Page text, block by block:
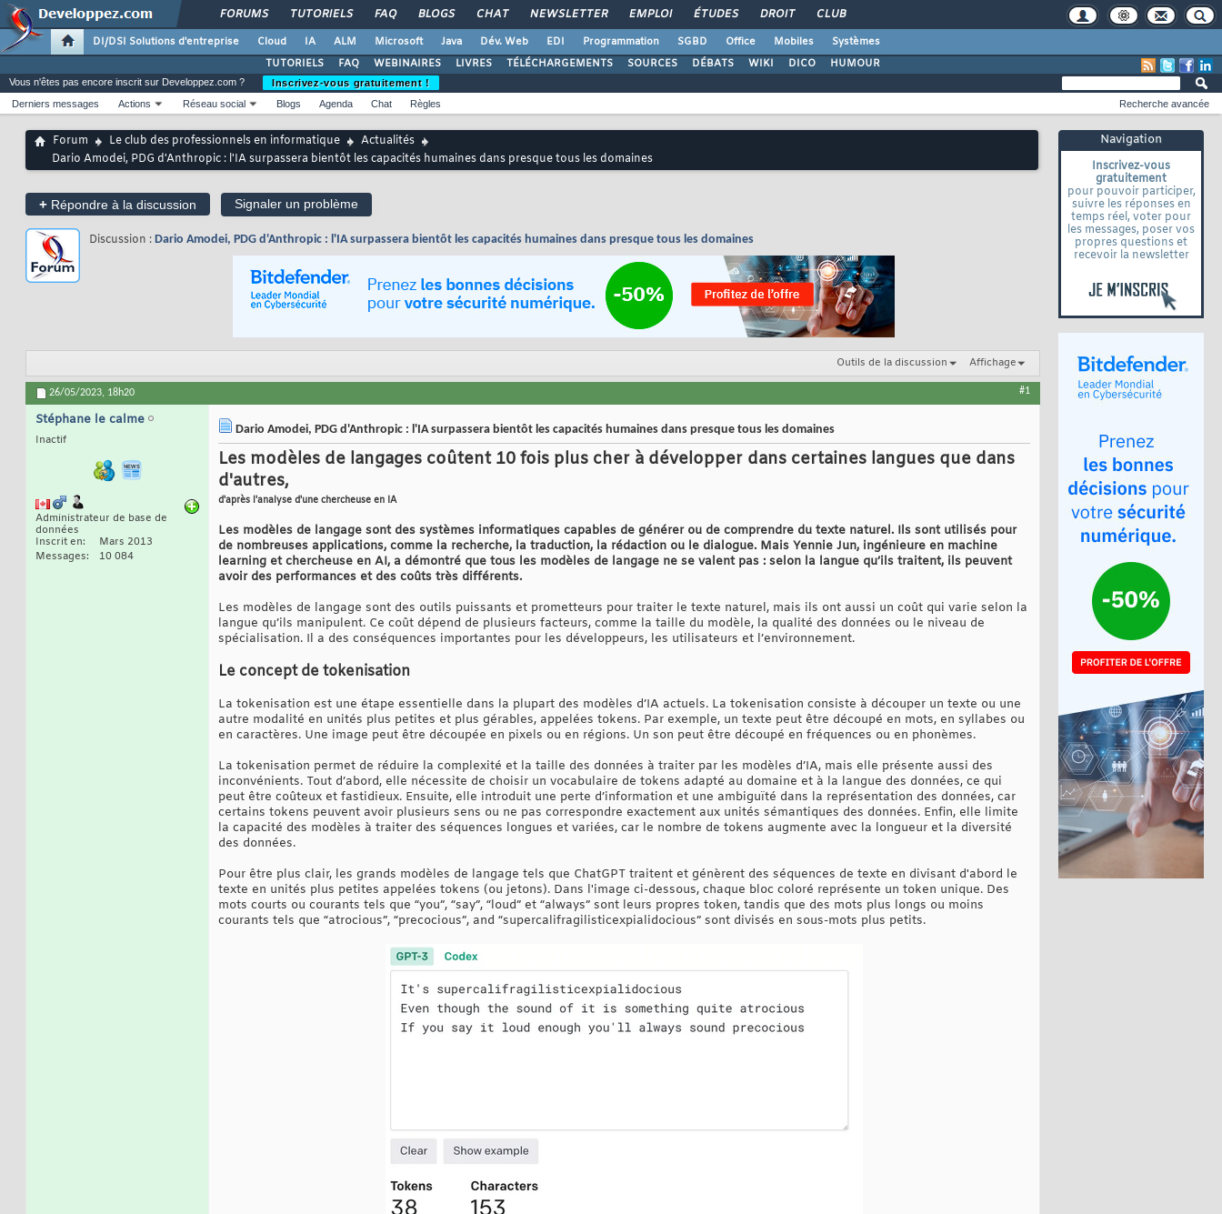
FORUMS TUTORIELS FAQ BLOGS CHAT NEWSLETTER EMPLOI ÉTUDES DROIT CLUB
DI/DSI Solutions d'entreprise Cloud IA ALM Microsoft Java Dév. Web EDI Programmation SGBD Office Mobiles
Systèmes
TUTORIELS
FAQ WEBINAIRES LIVRES TÉLÉCHARGEMENTS SOURCES DÉBATS WIKI DICO HUMOUR
Navigation
Inscrivez-vous
gratuitement
pour pouvoir participer,
suivre les réponses en
temps réel, voter pour
les messages, poser vos
propres questions et
recevoir la newsletter
Vous n'êtes pas encore inscrit sur Developpez.com ?
Inscrivez-vous gratuitement !
Derniers messages
Actions Réseau social Blogs Agenda Chat Règles Recherche avancée
Forum Le club des professionnels en informatique
Actualités
Dario Amodei, PDG d'Anthropic : l'IA surpassera bientôt les capacités humaines dans presque tous les domaines
+ Répondre à la discussion Signaler un problème
Discussion : Dario Amodei, PDG d'Anthropic : l'IA surpassera bientôt les capacités humaines dans presque tous les domaines
Outils de la discussion Affichage
26/05/2023, 18h20 #1
Stéphane le calme
Inactif
Administrateur de base de
données
Inscrit en
Mars 2013
Messages
10 084
Dario Amodei, PDG d'Anthropic : l'IA surpassera bientôt les capacités humaines dans presque tous les domaines
Les modèles de langages coûtent 10 fois plus cher à développer dans certaines langues que dans
d'autres,
d'après l'analyse d'une chercheuse en IA
Les modèles de langage sont des systèmes informatiques capables de générer ou de comprendre du texte naturel. Ils sont utilisés pour
de nombreuses applications, comme la recherche, la traduction, la rédaction ou le dialogue. Mais Yennie Jun, ingénieure en machine
learning et chercheuse en AI, a démontré que tous les modèles de langage ne se valent pas : selon la langue qu’ils traitent, ils peuvent
avoir des performances et des coûts très différents.
Les modèles de langage sont des outils puissants et prometteurs pour traiter le texte naturel, mais ils ont aussi un coût qui varie selon la
langue qu’ils manipulent. Ce coût dépend de plusieurs facteurs, comme la taille du modèle, la qualité des données ou le niveau de
spécialisation. Il a des conséquences importantes pour les développeurs, les utilisateurs et l’environnement.
Le concept de tokenisation
La tokenisation est une étape essentielle dans la plupart des modèles d’IA actuels. La tokenisation consiste à découper un texte ou une
autre modalité en unités plus petites et plus gérables, appelées tokens. Par exemple, un texte peut être découpé en mots, en syllabes ou
en caractères. Une image peut être découpée en pixels ou en régions. Un son peut être découpé en fréquences ou en phonèmes.
La tokenisation permet de réduire la complexité et la taille des données à traiter par les modèles d’IA, mais elle présente aussi des
inconvénients. Tout d’abord, elle nécessite de choisir un vocabulaire de tokens adapté au domaine et à la langue des données, ce qui
peut être coûteux et fastidieux. Ensuite, elle introduit une perte d’information et une ambiguïté dans la représentation des données, car
certains tokens peuvent avoir plusieurs sens ou ne pas correspondre exactement aux unités sémantiques des données. Enfin, elle limite
la capacité des modèles à traiter des séquences longues et variées, car le nombre de tokens augmente avec la longueur et la diversité
des données.
Pour être plus clair, les grands modèles de langage tels que ChatGPT traitent et génèrent des séquences de texte en divisant d'abord le
texte en unités plus petites appelées tokens (ou jetons). Dans l'image ci-dessous, chaque bloc coloré représente un token unique. Des
mots courts ou courants tels que “you”, “say”, “loud” et “always” sont leurs propres token, tandis que des mots plus longs ou moins
courants tels que “atrocious”, “precocious”, and “supercalifragilisticexpialidocious” sont divisés en sous-mots plus petits.